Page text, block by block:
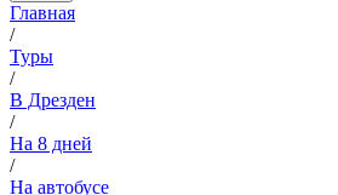
Главная
/
Туры
/
В Дрезден
/
На 8 дней
/
На автобусе